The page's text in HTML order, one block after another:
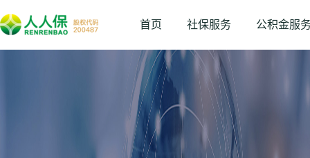
首页 社保服务 公积金服